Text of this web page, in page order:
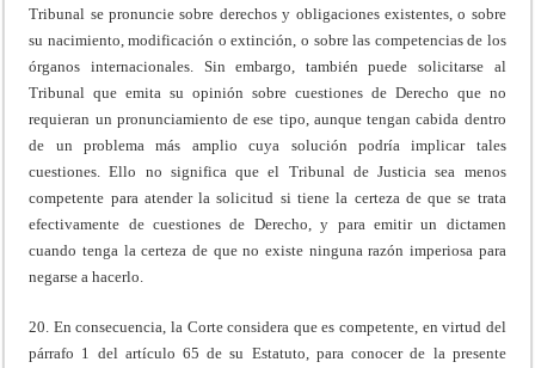
Tribunal se pronuncie sobre derechos y obligaciones existentes, o sobre
su nacimiento, modificación o extinción, o sobre las competencias de los
órganos internacionales. Sin embargo, también puede solicitarse al
Tribunal que emita su opinión sobre cuestiones de Derecho que no
requieran un pronunciamiento de ese tipo, aunque tengan cabida dentro
de un problema más amplio cuya solución podría implicar tales
cuestiones. Ello no significa que el Tribunal de Justicia sea menos
competente para atender la solicitud si tiene la certeza de que se trata
efectivamente de cuestiones de Derecho, y para emitir un dictamen
cuando tenga la certeza de que no existe ninguna razón imperiosa para
negarse a hacerlo.
20. En consecuencia, la Corte considera que es competente, en virtud del
párrafo 1 del artículo 65 de su Estatuto, para conocer de la presente